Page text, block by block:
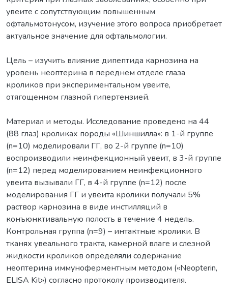
увеите с сопутствующим повышенным
офтальмотонусом, изучение этого вопроса приобретает
актуальное значение для офтальмологии.
Цель – изучить влияние дипептида карнозина на
уровень неоптерина в переднем отделе глаза
кроликов при экспериментальном увеите,
отягощенном глазной гипертензией.
Материал и методы. Исследование проведено на 44
(88 глаз) кроликах породы «Шиншилла»: в 1-й группе
(n=10) моделировали ГГ, во 2-й группе (n=10)
воспроизводили неинфекционный увеит, в 3-й группе
(n=12) перед моделированием неинфекционного
увеита вызывали ГГ, в 4-й группе (n=12) после
моделирования ГГ и увеита кролики получали 5%
раствор карнозина в виде инстилляций в
конъюнктивальную полость в течение 4 недель.
Контрольная группа (n=9) – интактные кролики. В
тканях увеального тракта, камерной влаге и слезной
жидкости кроликов определяли содержание
неоптерина иммуноферментным методом («Neopterin,
ELISA Kit») согласно протоколу производителя.